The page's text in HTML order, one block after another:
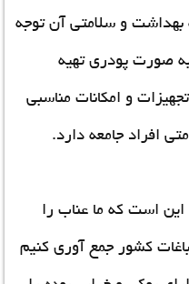
بهداشت و سلامتی آن توجه
صورت پودری تهیه
و امکانات مناسبی
افراد جامعه دارد.
است که ما عناب را
کشور جمع آوری کنیم